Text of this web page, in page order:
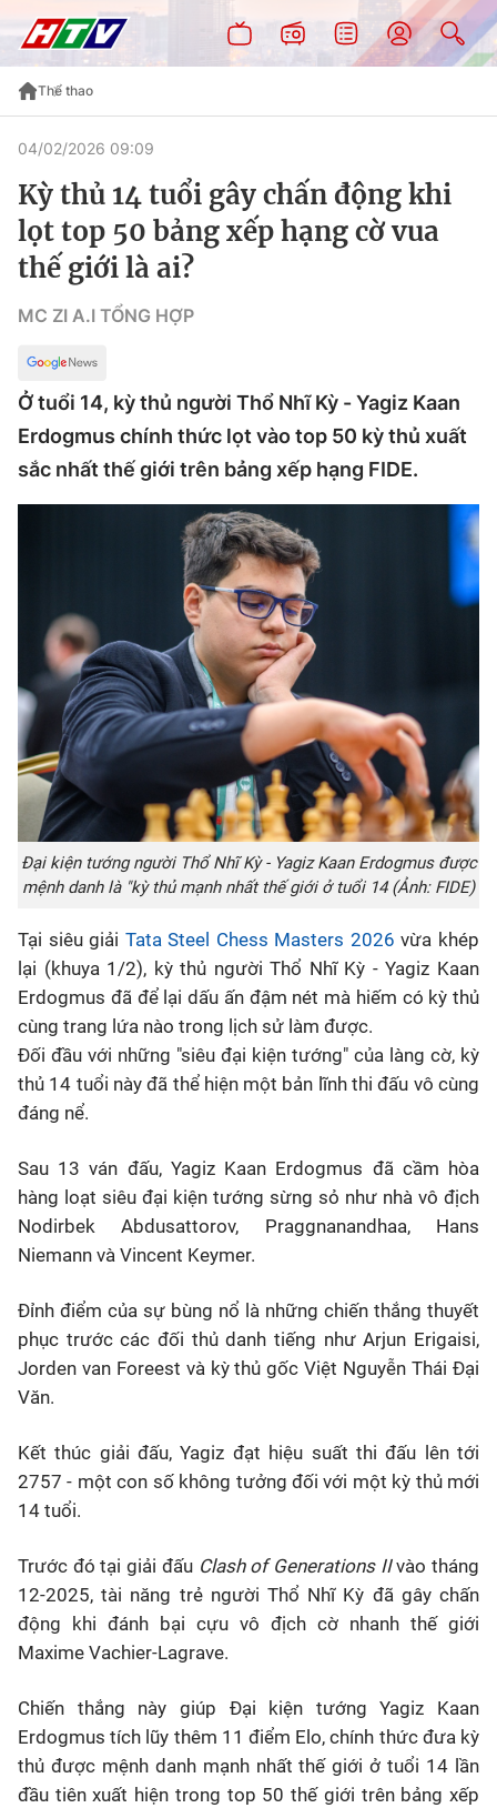
Thể thao
04/02/2026 09:09
Kỳ thủ 14 tuổi gây chấn động khi
lọt top 50 bảng xếp hạng cờ vua
thế giới là ai?
MC ZI A.I TỔNG HỢP
Ở tuổi 14, kỳ thủ người Thổ Nhĩ Kỳ - Yagiz Kaan
Erdogmus chính thức lọt vào top 50 kỳ thủ xuất
sắc nhất thế giới trên bảng xếp hạng FIDE.
Đại kiện tướng người Thổ Nhĩ Kỳ - Yagiz Kaan Erdogmus được
mệnh danh là "kỳ thủ mạnh nhất thế giới ở tuổi 14 (Ảnh: FIDE)
Tại siêu giải Tata Steel Chess Masters 2026 vừa khép
lại (khuya 1/2), kỳ thủ người Thổ Nhĩ Kỳ - Yagiz Kaan
Erdogmus đã để lại dấu ấn đậm nét mà hiếm có kỳ thủ
cùng trang lứa nào trong lịch sử làm được.
Đối đầu với những "siêu đại kiện tướng" của làng cờ, kỳ
thủ 14 tuổi này đã thể hiện một bản lĩnh thi đấu vô cùng
đáng nể.
Sau 13 ván đấu, Yagiz Kaan Erdogmus đã cầm hòa
hàng loạt siêu đại kiện tướng sừng sỏ như nhà vô địch
Nodirbek Abdusattorov, Praggnanandhaa, Hans
Niemann và Vincent Keymer.
Đỉnh điểm của sự bùng nổ là những chiến thắng thuyết
phục trước các đối thủ danh tiếng như Arjun Erigaisi,
Jorden van Foreest và kỳ thủ gốc Việt Nguyễn Thái Đại
Văn.
Kết thúc giải đấu, Yagiz đạt hiệu suất thi đấu lên tới
2757 - một con số không tưởng đối với một kỳ thủ mới
14 tuổi.
Trước đó tại giải đấu Clash of Generations IIvào tháng
12-2025, tài năng trẻ người Thổ Nhĩ Kỳ đã gây chấn
động khi đánh bại cựu vô địch cờ nhanh thế giới
Maxime Vachier-Lagrave.
Chiến thắng này giúp Đại kiện tướng Yagiz Kaan
Erdogmus tích lũy thêm 11 điểm Elo, chính thức đưa kỳ
thủ được mệnh danh mạnh nhất thế giới ở tuổi 14 lần
đầu tiên xuất hiện trong top 50 thế giới trên bảng xếp